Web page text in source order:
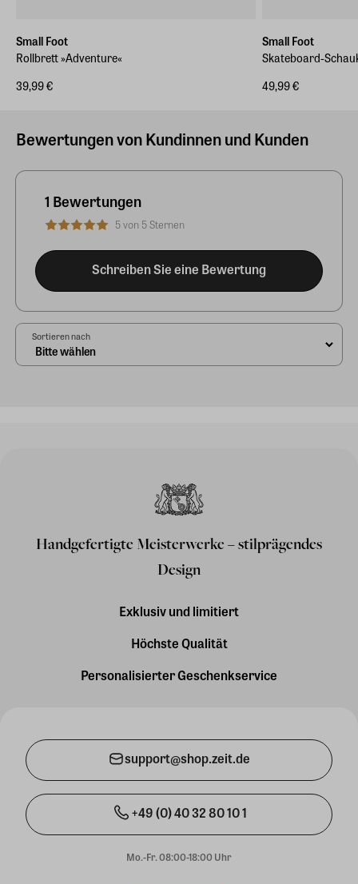
Small Foot
Rollbrett »Adventure«
39,99 €
Small Foot
Skateboard-
49,99 €
Bewertungen von Kundinnen und Kunden
1 Bewertungen
5 von 5 Sternen
Schreiben Sie eine Bewertung
Sortieren nach
Handgefertigte Meisterwerke – stilprägendes
Design
Exklusiv und limitiert
Höchste Qualität
Personalisierter Geschenkservice
support@shop.zeit.de
+49 (0) 40 32 80 10 1
Mo.-Fr. 08:00-18:00 Uhr